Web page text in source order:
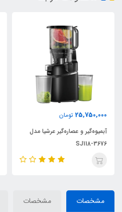
25,750,000 تومان
آبمیوه‌گیر و عصاره‌گیر عرشیا مدل
SJ118-3676
مشخصات مشخصات